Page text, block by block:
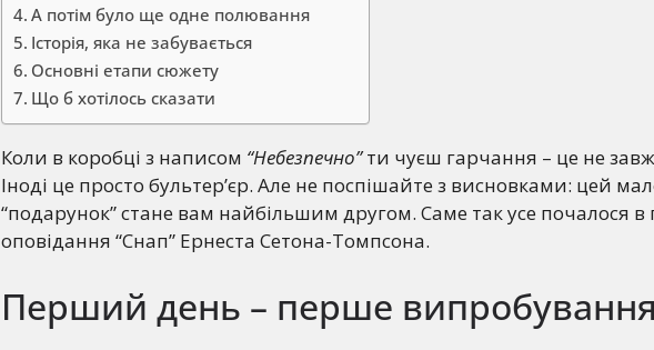
А потім було ще одне полювання
Історія, яка не забувається
Основні етапи сюжету
Що б хотілось сказати
Коли в коробці з написом “Небезпечно”ти чуєш гарчання – це не
Іноді це просто бультер’єр. Але не поспішайте з висновками: цей
“подарунок” стане вам найбільшим другом. Саме так усе почалося в
оповідання “Снап” Ернеста Сетона-Томпсона.
Перший день – перше